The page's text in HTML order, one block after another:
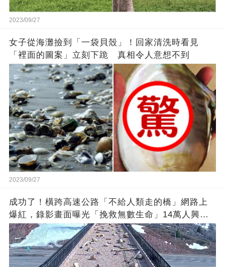
2023/09/27
女子從海灘撿到「一袋貝殼」！回家清洗時看見
「裡面的圖案」立刻下跪 真相令人意想不到
2023/09/27
成功了！橫跨高速公路「不給人類走的橋」網路上
爆紅，錄影畫面曝光「挽救無數生命」14萬人興奮
歡呼